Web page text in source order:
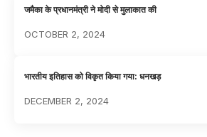
जमैका के प्रधानमंत्री ने मोदी से मुलाकात की
OCTOBER 2, 2024
भारतीय इतिहास को विकृत किया गया: धनखड़
DECEMBER 2, 2024